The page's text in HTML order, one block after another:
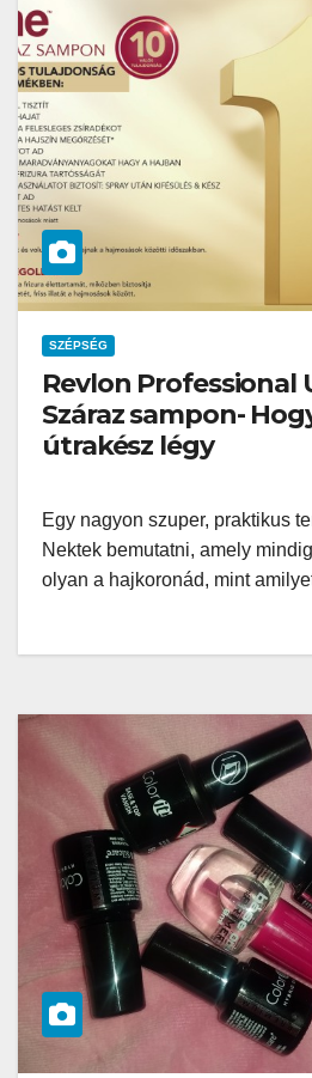
SZÉPSÉG
Revlon Professional
Száraz sampon-
útrakész légy
Egy nagyon szuper, praktikus
Nektek bemutatni, amely
olyan a hajkoronád, mint